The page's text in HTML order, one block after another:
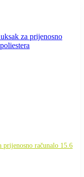
prijenosno računalo 15.6